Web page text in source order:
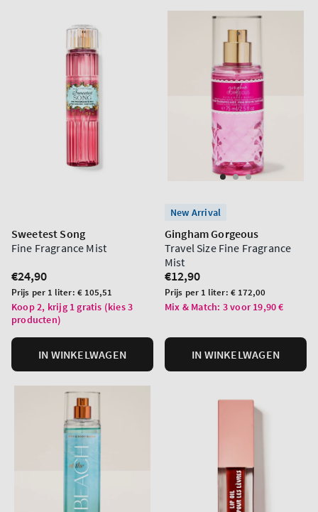
Sweetest Song
Fine Fragrance Mist
Normale
prijs
€24,90
Prijs
per
eenheid
Prijs per 1 liter: € 105,51
Koop 2, krijg 1 gratis (kies 3
producten)
IN WINKELWAGEN
New Arrival
Gingham Gorgeous
Travel Size Fine Fragrance
Mist
Normale
prijs
€12,90
Prijs
per
Prijs per 1 liter: € 172,00
Mix & Match: 3 voor 19,90 €
IN WINKELWAGEN